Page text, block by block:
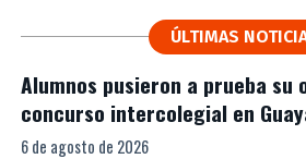
ÚLTIMAS
Alumnos pusieron a prueba su
concurso intercolegial en
6 de agosto de 2026